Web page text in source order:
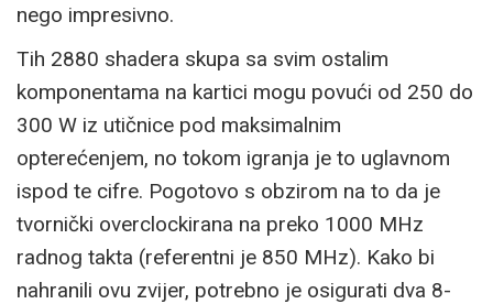
nego impresivno.
Tih 2880 shadera skupa sa svim ostalim
komponentama na kartici mogu povući od 250 do
300 W iz utičnice pod maksimalnim
opterećenjem, no tokom igranja je to uglavnom
ispod te cifre. Pogotovo s obzirom na to da je
tvornički overclockirana na preko 1000 MHz
radnog takta (referentni je 850 MHz). Kako bi
nahranili ovu zvijer, potrebno je osigurati dva 8-